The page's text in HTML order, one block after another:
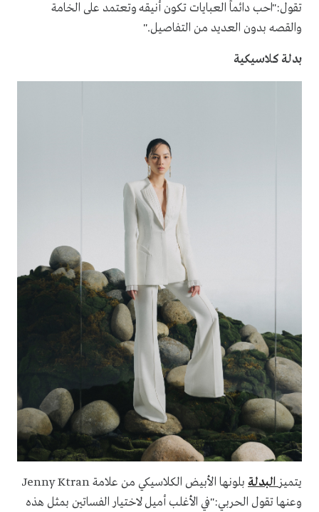
تقول:"احب دائماً العبايات تكون أنيقه وتعتمد على الخامة
والقصه بدون العديد من التفاصيل."
بدلة كلاسيكية
يتميز البدلة
بلونها الأبيض الكلاسيكي من علامة Jenny Ktran
وعنها تقول الحربي:"في الأغلب أميل لاختيار الفساتين بمثل هذه